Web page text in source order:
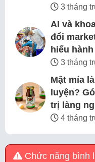
3 tháng
AI và
đổi
hiểu
3 tháng
Mật mía
luyện?
trị làng
4 tháng
Chức năng bình